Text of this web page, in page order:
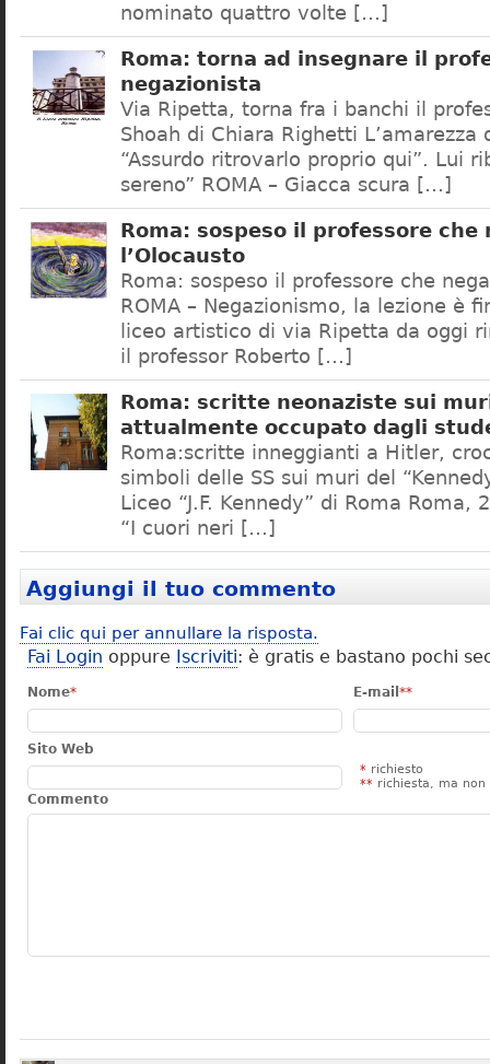
nominato quattro volte […]
Roma: torna ad insegnare il
negazionista
Via Ripetta, torna fra i banchi il
Shoah di Chiara Righetti L’amarezza
“Assurdo ritrovarlo proprio qui”. Lui
sereno” ROMA – Giacca scura […]
Roma: sospeso il professore che
l’Olocausto
Roma: sospeso il professore che
ROMA – Negazionismo, la lezione è
liceo artistico di via Ripetta da oggi
il professor Roberto […]
Roma: scritte neonaziste sui
attualmente occupato dagli
Roma:scritte inneggianti a Hitler,
simboli delle SS sui muri del
Liceo “J.F. Kennedy” di Roma Roma,
“I cuori neri […]
Aggiungi il tuo commento
Fai clic qui per annullare la risposta.
Fai Login oppure Iscriviti: è gratis e bastano pochi
Nome* E-mail **
Sito Web
* richiesto
** richiesta, ma non
Commento